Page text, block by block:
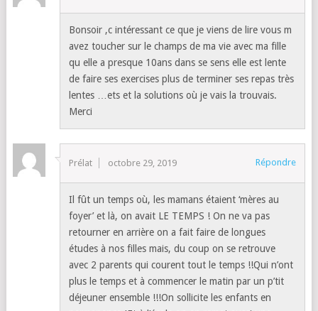
Bonsoir ,c intéressant ce que je viens de lire vous m
avez toucher sur le champs de ma vie avec ma fille
qu elle a presque 10ans dans se sens elle est lente
de faire ses exercises plus de terminer ses repas très
lentes …ets et la solutions où je vais la trouvais.
Merci
Prélat octobre 29, 2019 Répondre
Il fût un temps où, les mamans étaient ‘mères au
foyer’ et là, on avait LE TEMPS ! On ne va pas
retourner en arrière on a fait faire de longues
études à nos filles mais, du coup on se retrouve
avec 2 parents qui courent tout le temps !!Qui n’ont
plus le temps et à commencer le matin par un p’tit
déjeuner ensemble !!!On sollicite les enfants en